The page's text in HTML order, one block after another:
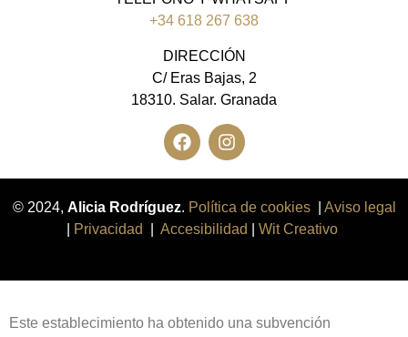
+34 618 267 638
DIRECCIÓN
C/ Eras Bajas, 2
18310. Salar. Granada
© 2024, Alicia Rodríguez. Política de cookies| Aviso legal
Privacidad Accesibilidad Wit Creativo
Este establecimiento ha obtenido una subvención